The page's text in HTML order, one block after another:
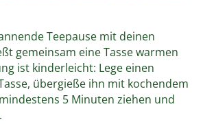
Teepause mit deinen
gemeinsam eine Tasse warmen
ist kinderleicht: Lege einen
übergieße ihn mit kochendem
5 Minuten ziehen und